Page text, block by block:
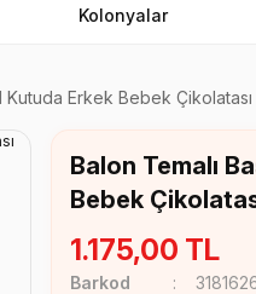
Kolonyalar
Kutuda Erkek Bebek Çikolatası
Balon Temalı
Bebek
1.175,00 TL
Barkod